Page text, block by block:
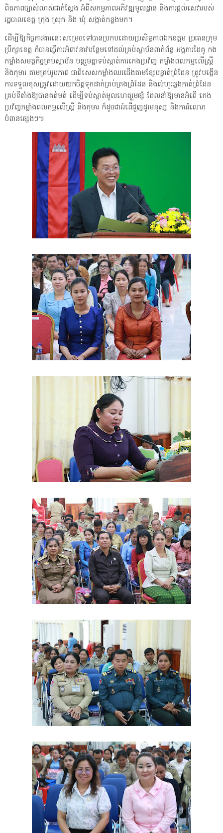
ពិតភាពច្បាស់លាស់ជាក់ស្តែង អំពីសកម្មភាពអភិវឌ្ឍមូលដ្ឋាន និងការផ្តល់សេវារបស់
រដ្ឋបាលខេត្ត ក្រុង ស្រុក និង ឃុំ សង្កាត់កន្លងមក។
ដើម្បីឱ្យកិច្ចការងារនេះសម្រេចទៅបានប្រកបដោយប្រសិទ្ធភាពឯកឧត្តម ប្រធានក្រុម
ប្រឹក្សាខេត្ត ក៏បានធ្វើការអំពាវនាវបន្ថែមទៅដល់គ្រប់ស្ថាប័នពាក់ព័ន្ធ អង្គការដៃគូ កង
កម្លាំងសមត្ថកិច្ចគ្រប់ស្ថាប័ន បន្តរួមគ្នាទប់ស្កាត់ការកេងប្រវ័ញ្ច កម្លាំងពលកម្មលើស្រ្តី
និងកុមារ តាមគ្រប់រូបភាព ជាពិសេសកម្លាំងឈរជើងតាមខ្សែបន្ទាត់ព្រំដែន ត្រូវបង្កើន
ការទទួលខុសត្រូវដោយយកចិត្តទុកដាក់គ្រប់គ្រងព្រំដែន និងលំហូរឆ្លងកាត់ព្រំដែន
គ្រប់ទីតាំងឱ្យបានគត់មត់ ដើម្បីទប់ស្កាត់មូលហេតុរួមផ្សំ ដែលនាំឱ្យមានអំពើ កេង
ប្រវ័ញ្ចកម្លាំងពលកម្មលើស្រ្តី និងកុមារ ក៏ដូចជាអំពេីជួញដូរមនុស្ស និងការរំលោភ
បំពានផ្សេងៗ៕